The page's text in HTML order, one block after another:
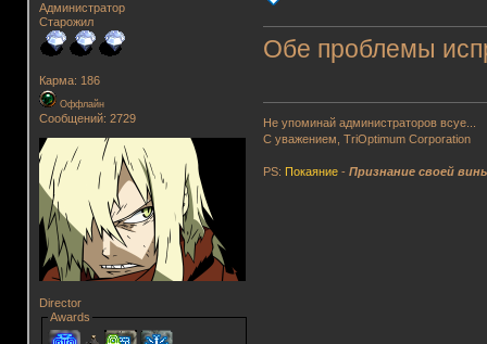
Администратор
Старожил
Карма: 186
Оффлайн
Сообщений: 2729
Director
Awards
Обе проблемы
Не упоминай администраторов всуе...
С уважением, TriOptimum Corporation
PS: Покаяние -Признание своей